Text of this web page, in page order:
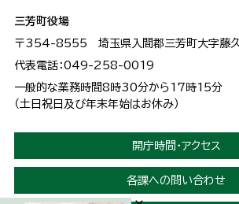
三芳町役場
〒354-8555 埼玉県入間郡三芳町大字藤
代表電話：049-258-0019
一般的な業務時間8時30分から17時15分
（土日祝日及び年末年始はお休み）
開庁時間・アクセス
各課への問い合わせ